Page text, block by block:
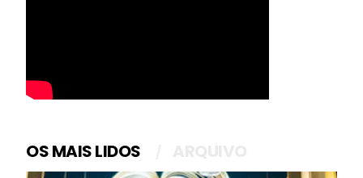
OS MAIS LIDOS